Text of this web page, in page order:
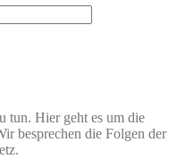
tun. Hier geht es um die
besprechen die Folgen der